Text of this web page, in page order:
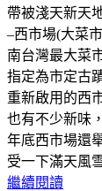
帶被淺天新天
–西市場(大菜
南台灣最大菜
指定為市定古
重新啟用的西
也有不少新味
年底西市場還
受一下滿天風
繼續閱讀